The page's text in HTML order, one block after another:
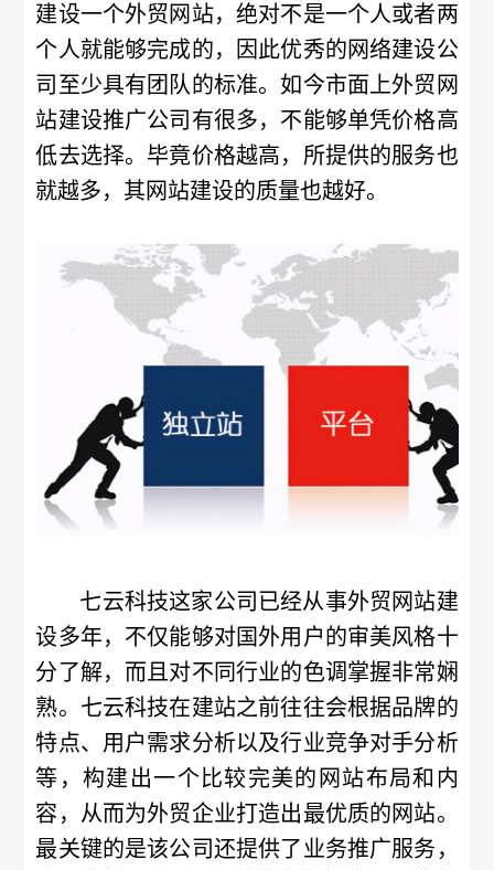
建设一个外贸网站，绝对不是一个人或者两
个人就能够完成的，因此优秀的网络建设公
司至少具有团队的标准。如今市面上外贸网
站建设推广公司有很多，不能够单凭价格高
低去选择。毕竟价格越高，所提供的服务也
就越多，其网站建设的质量也越好。
七云科技这家公司已经从事外贸网站建
设多年，不仅能够对国外用户的审美风格十
分了解，而且对不同行业的色调掌握非常娴
熟。七云科技在建站之前往往会根据品牌的
特点、用户需求分析以及行业竞争对手分析
等，构建出一个比较完美的网站布局和内
容，从而为外贸企业打造出最优质的网站。
最关键的是该公司还提供了业务推广服务，